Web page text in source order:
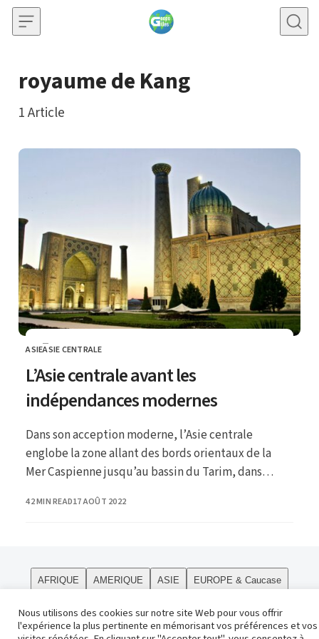
Skip to content
royaume de Kang
1Article
CATEGORY
ASIEASIE CENTRALE
L’Asie centrale avant les
indépendances modernes
Dans son acception moderne, l’Asie centrale
englobe la zone allant des bords orientaux de la
Mer Caspienne jusqu’au bassin du Tarim, dans
Mongolie et la Sibérie orientale, sont plutôt
42 MIN READPUBLISHED
17 AOÛT 2022
AFRIQUE AMERIQUE ASIE EUROPE & Caucase
Contact
Nous utilisons des cookies sur notre site Web pour vous offrir
l'expérience la plus pertinente en mémorisant vos préférences et vos